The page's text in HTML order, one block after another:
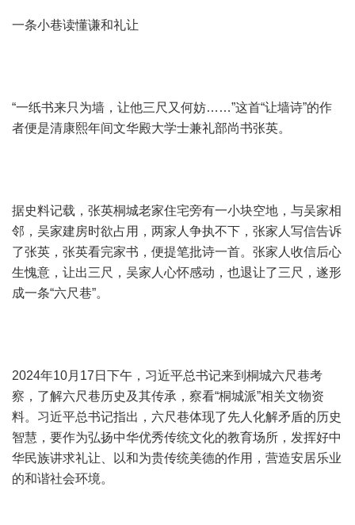
一条小巷读懂谦和礼让
“一纸书来只为墙，让他三尺又何妨……”这首“让墙诗”的作
者便是清康熙年间文华殿大学士兼礼部尚书张英。
据史料记载，张英桐城老家住宅旁有一小块空地，与吴家相
邻，吴家建房时欲占用，两家人争执不下，张家人写信告诉
了张英，张英看完家书，便提笔批诗一首。张家人收信后心
生愧意，让出三尺，吴家人心怀感动，也退让了三尺，遂形
成一条“六尺巷”。
2024年10月17日下午，习近平总书记来到桐城六尺巷考
察，了解六尺巷历史及其传承，察看“桐城派”相关文物资
料。习近平总书记指出，六尺巷体现了先人化解矛盾的历史
智慧，要作为弘扬中华优秀传统文化的教育场所，发挥好中
华民族讲求礼让、以和为贵传统美德的作用，营造安居乐业
的和谐社会环境。